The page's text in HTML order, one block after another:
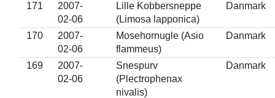
171
2007-
02-06
Lille Kobbersneppe
(Limosa lapponica)
Danmark
170
2007-
02-06
Mosehornugle (Asio
flammeus)
Danmark
169
2007-
02-06
Snespurv
(Plectrophenax
nivalis)
Danmark